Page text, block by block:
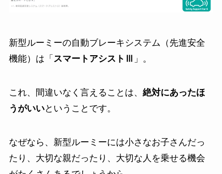
新型ルーミーの自動ブレーキシステム（先進安全
機能）は「 スマートアシストⅢ 」。
これ、間違いなく言えることは、 絶対にあったほ
うがいいということです。
なぜなら、新型ルーミーには小さなお子さんだっ
たり、大切な親だったり、大切な人を乗せる機会